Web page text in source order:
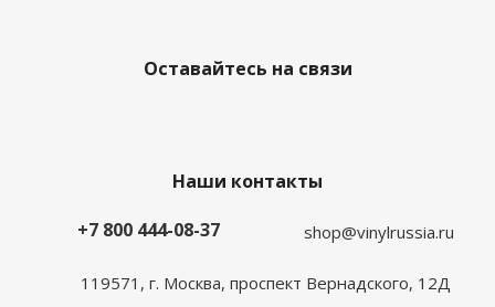
Оставайтесь на связи
Наши контакты
+7 800 444-08-37
shop@vinylrussia.ru
119571, г. Москва, проспект Вернадского, 12Д